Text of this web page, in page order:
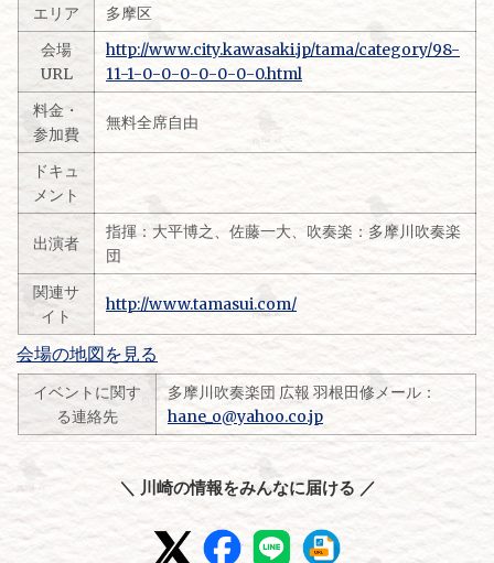
エリア
多摩区
会場
URL
http://www.city.kawasaki.jp/tama/category/98-
11-1-0-0-0-0-0-0-0.html
料金・
参加費
無料全席自由
ドキュ
メント
出演者
指揮：大平博之、佐藤一大、吹奏楽：多摩川吹奏楽
団
関連サ
イト
http://www.tamasui.com/
会場の地図を見る
イベントに関す
る連絡先
多摩川吹奏楽団 広報 羽根田修メール：
hane_o@yahoo.co.jp
＼ 川崎の情報をみんなに届ける ／